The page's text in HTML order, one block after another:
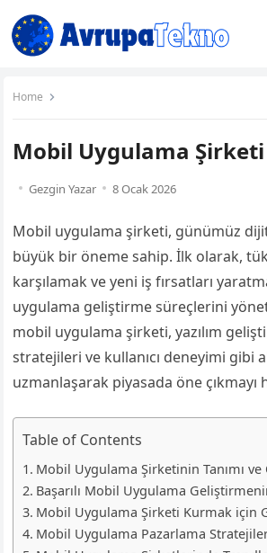
Home
Mobil Uygulama Şirketi
Gezgin Yazar 8 Ocak 2026
Mobil uygulama şirketi, günümüz
büyük bir öneme sahip. İlk olarak,
karşılamak ve yeni iş fırsatları
uygulama geliştirme süreçlerini
mobil uygulama şirketi, yazılım
stratejileri ve kullanıcı deneyimi gibi
uzmanlaşarak piyasada öne çıkmayı
Table of Contents
Mobil Uygulama Şirketinin Tanımı ve
Başarılı Mobil Uygulama
Mobil Uygulama Şirketi Kurmak için
Mobil Uygulama Pazarlama